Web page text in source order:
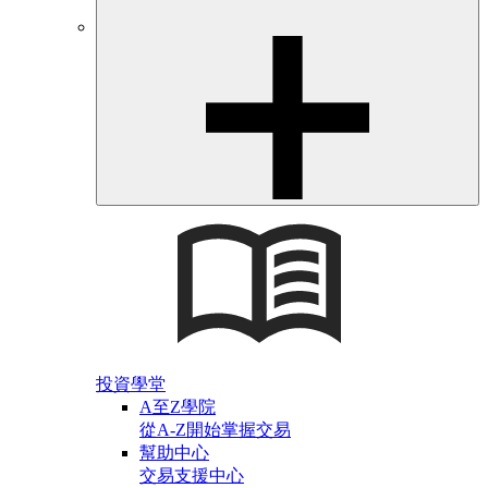
投資學堂
A至Z學院
從A-Z開始掌握交易
幫助中心
交易支援中心